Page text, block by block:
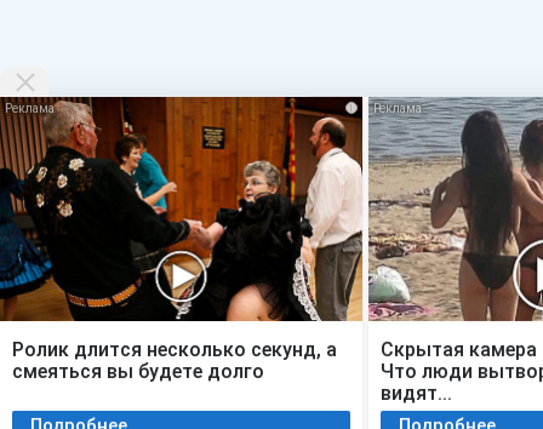
i
Ролик длится несколько секунд, а
смеяться вы будете долго
Скрытая
Что люди
видят...